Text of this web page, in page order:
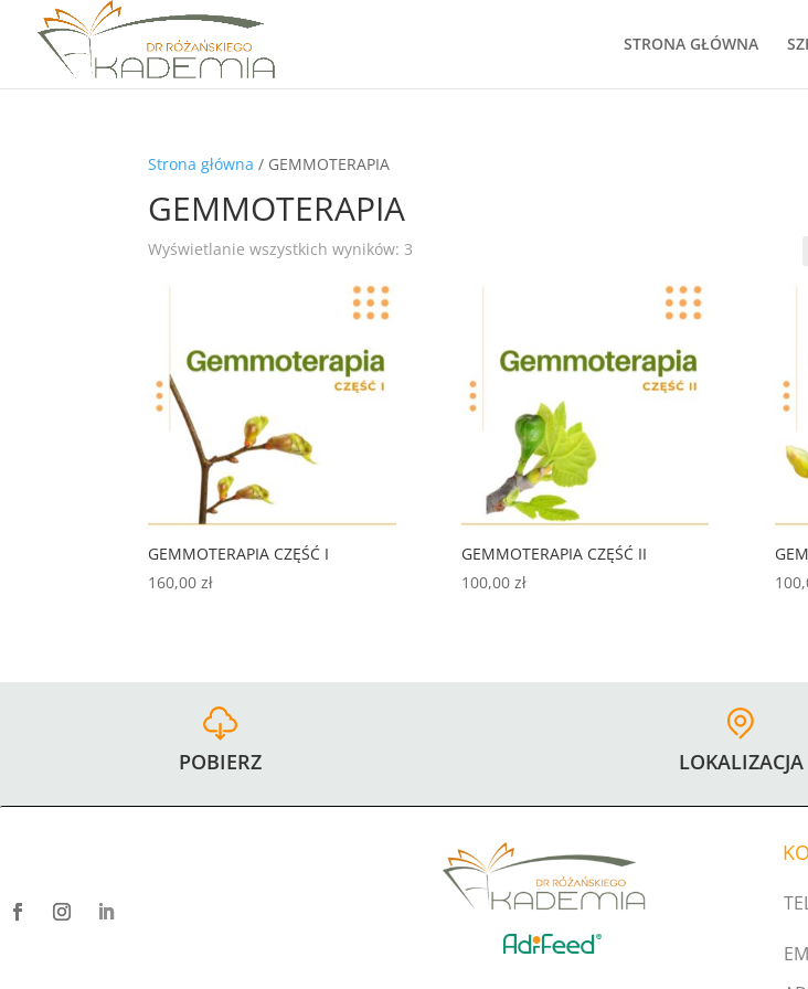
STRONA GŁÓWNA
Strona główna / GEMMOTERAPIA
GEMMOTERAPIA
Wyświetlanie wszystkich wyników: 3
GEMMOTERAPIA CZĘŚĆ I
160,00zł
GEMMOTERAPIA CZĘŚĆ II
100,00 zł
POBIERZ LOKALIZACJA